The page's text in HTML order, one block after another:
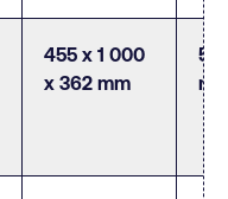
455 x 1 000
x 362 mm